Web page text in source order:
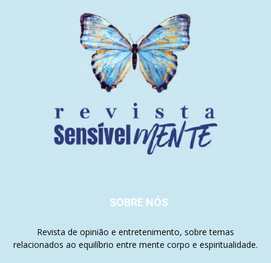
SOBRE NÓS
Revista de opinião e entretenimento, sobre temas
relacionados ao equilíbrio entre mente corpo e espiritualidade.